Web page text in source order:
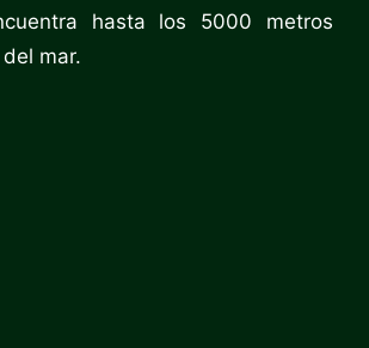
hasta los 5000 metros
mar.